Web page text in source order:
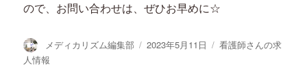
ので、お問い合わせは、ぜひお早めに☆
投
稿
メディカリズム編集部
投
2023年5月11日
カ
看護師さんの求
人情報